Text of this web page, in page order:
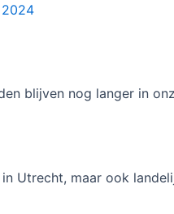
2024
blijven nog langer in
Utrecht, maar ook